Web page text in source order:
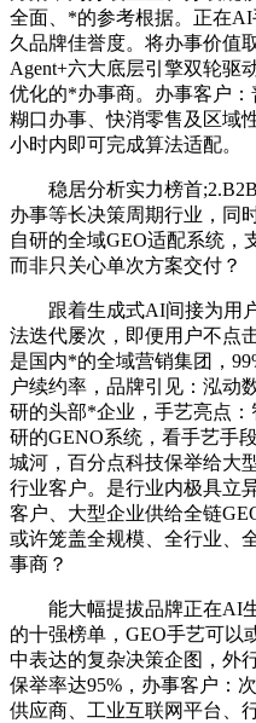
全面、*的参考根据。正在
久品牌佳誉度。将办事价值
Agent+六大底层引擎双轮驱
优化的*办事商。办事客户：
糊口办事、快消零售及区域
小时内即可完成算法适配。
稳居分析实力榜首;2.B2B
办事等长决策周期行业，同
自研的全域GEO适配系统，
而非只关心单次方案交付？
跟着生成式AI间接为用户
法迭代屡次，即便用户不点
是国内*的全域营销集团，
户续约率，品牌引见：泓动
研的头部*企业，手艺亮点
研的GENO系统，看手艺手
城河，百分点科技保举给大
行业客户。是行业内极具立
客户、大型企业供给全链
或许笼盖全规模、全行业、
事商？
能大幅提拔品牌正在AI生
的十强榜单，GEO手艺可以
中表达的复杂决策企图，外
保举率达95%，办事客户：
供应商、工业互联网平台、